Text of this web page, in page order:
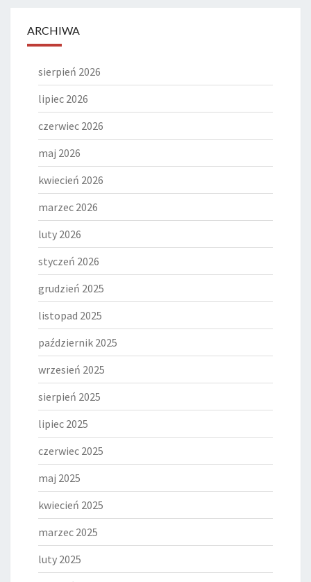
ARCHIWA
sierpień 2026
lipiec 2026
czerwiec 2026
maj 2026
kwiecień 2026
marzec 2026
luty 2026
styczeń 2026
grudzień 2025
listopad 2025
październik 2025
wrzesień 2025
sierpień 2025
lipiec 2025
czerwiec 2025
maj 2025
kwiecień 2025
marzec 2025
luty 2025